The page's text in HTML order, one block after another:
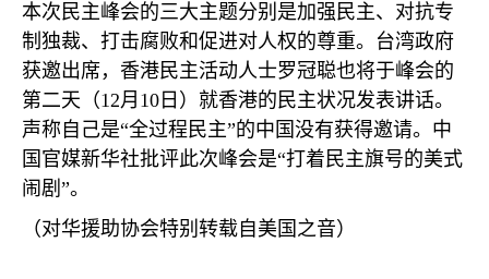
本次民主峰会的三大主题分别是加强民主、对抗专
制独裁、打击腐败和促进对人权的尊重。台湾政府
获邀出席，香港民主活动人士罗冠聪也将于峰会的
第二天（12月 10 日）就香港的民主状况发表讲话。
声称自己是“全过程民主”的中国没有获得邀请。中
国官媒新华社批评此次峰会是“打着民主旗号的美式
闹剧”。
（对华援助协会特别转载自美国之音）